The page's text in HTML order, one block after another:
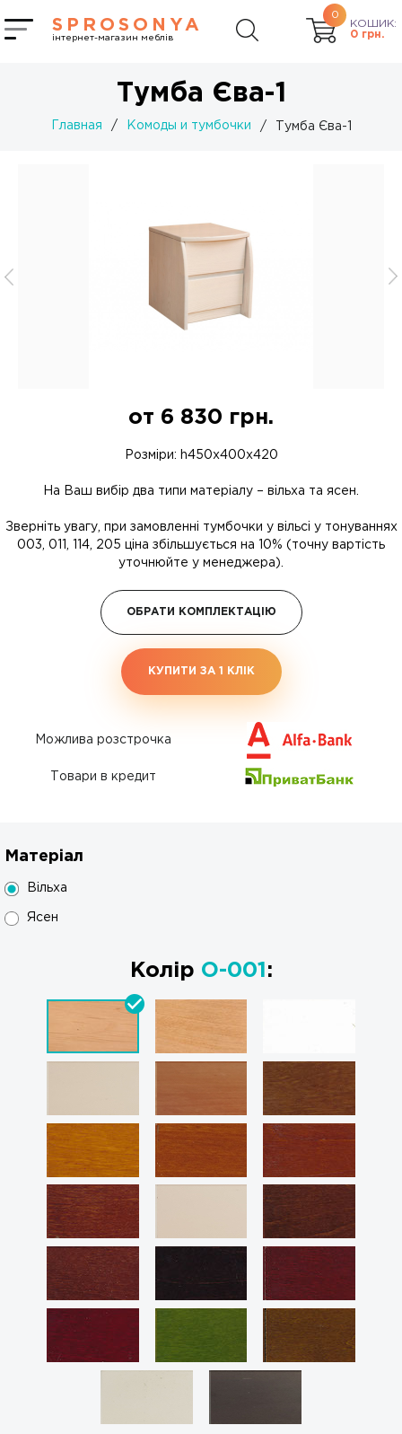
SPROSONYA
інтернет-магазин меблів
0
КОШИК:
0 грн.
Тумба Єва-1
Главная / Комоды и тумбочки / Тумба Єва-1
от 6 830 грн.
Розміри: h450x400x420
На Ваш вибір два типи матеріалу – вільха та ясен.
Зверніть увагу, при замовленні тумбочки у вільсі у тонуваннях
003, 011, 114, 205 ціна збільшується на 10% (точну вартість
уточнюйте у менеджера).
ОБРАТИ КОМПЛЕКТАЦІЮ
КУПИТИ ЗА 1 КЛIК
Можлива розстрочка
Товари в кредит
Матеріал
Вільха
Ясен
Колір O-001 :